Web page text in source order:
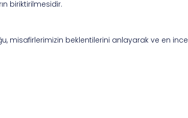
biriktirilmesidir.
misafirlerimizin beklentilerini anlayarak ve en